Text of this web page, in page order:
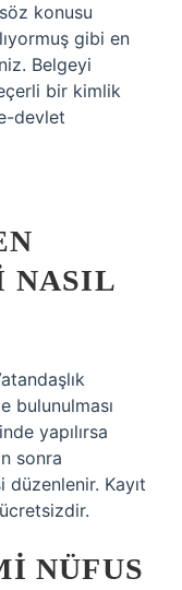
konusu
gibi en
Belgeyi
bir kimlik
devlet
NASIL
bulunulması
yapılırsa
sonra
Kayıt
NÜFUS